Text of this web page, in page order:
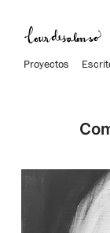
Proyectos